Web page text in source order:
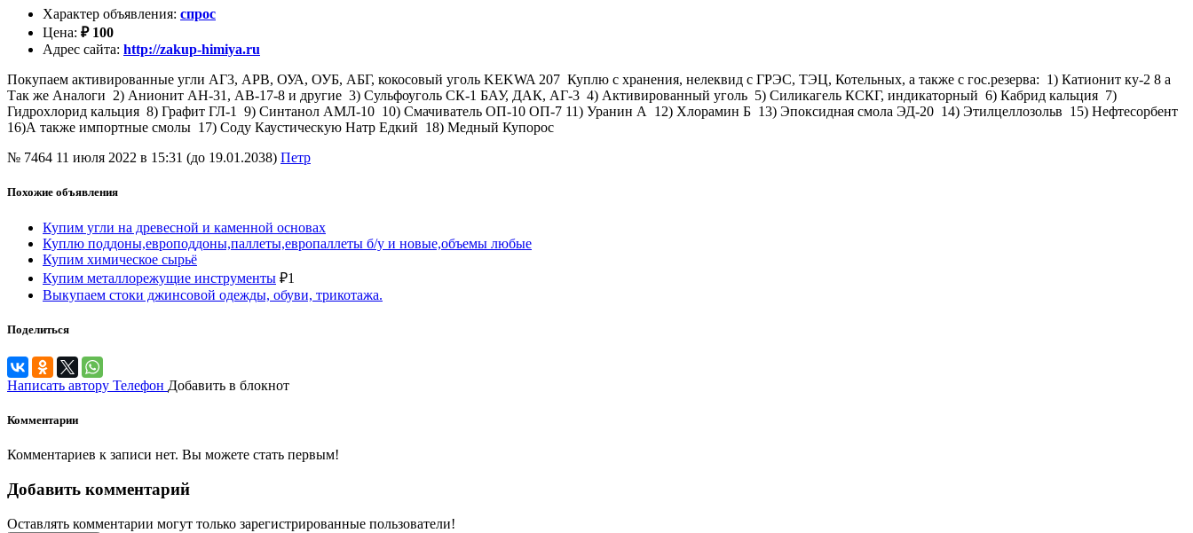
Характер объявления: спрос
Цена: ₽100
Адрес сайта: http://zakup-himiya.ru
Покупаем активированные угли АГ3, АРВ, ОУА, ОУБ, АБГ, кокосовый уголь KEKWA 207 Куплю с хранения, нелеквид с ГРЭС, ТЭЦ, Котельных, а также с гос.резерва: 1) Катионит ку-2 8 а
Так же Аналоги 2) Анионит АН-31, АВ-17-8 и другие 3) Сульфоуголь СК-1 БАУ, ДАК, АГ-3 4) Активированный уголь 5) Силикагель КСКГ, индикаторный 6) Кабрид кальция 7)
Гидрохлорид кальция 8) Графит ГЛ-1 9) Синтанол АМЛ-10 10) Смачиватель ОП-10 ОП-7 11) Уранин А 12) Хлорамин Б 13) Эпоксидная смола ЭД-20 14) Этилцеллозольв 15) Нефтесорбент
16)А также импортные смолы 17) Соду Каустическую Натр Едкий 18) Медный Купорос
№ 7464 11 июля 2022 в 15:31 (до 19.01.2038) Петр
Похожие объявления
Купим угли на древесной и каменной основах
Куплю поддоны,европоддоны,паллеты,европаллеты б/у и новые,объемы любые
Купим химическое сырьё
Купим металлорежущие инструменты ₽1
Выкупаем стоки джинсовой одежды, обуви, трикотажа.
Поделиться
Написать автору Телефон Добавить в блокнот
Комментарии
Комментариев к записи нет. Вы можете стать первым!
Добавить комментарий
Оставлять комментарии могут только зарегистрированные пользователи!